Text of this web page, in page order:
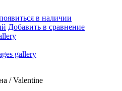
в наличии
Добавить в сравнение
gallery
/ Valentine